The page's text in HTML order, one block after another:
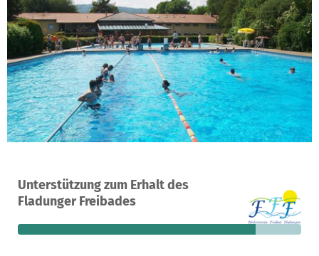
Unterstützung zum Erhalt des
Fladunger Freibades
A project in Fladungen, Germany
43
donations
84% €454
still needed